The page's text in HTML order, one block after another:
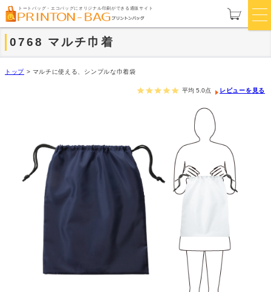
トートバッグ・エコバッグにオリジナル印刷ができる通販サイト
0768 マルチ巾着
トップ > マルチに使える、シンプルな巾着袋
平均 5.0点 レビューを見る